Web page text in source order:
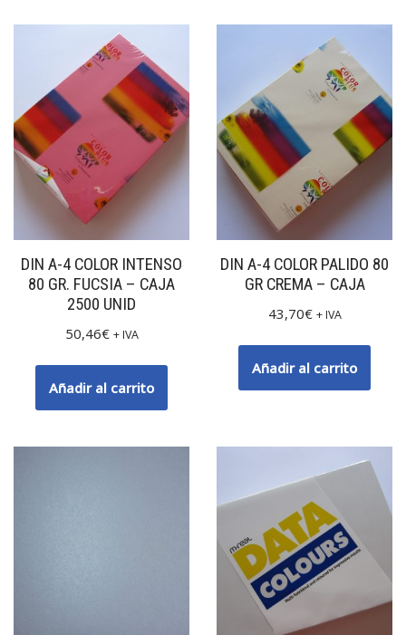
DIN A-4 COLOR INTENSO
80 GR. FUCSIA – CAJA
2500 UNID
50,46€ + IVA
Añadir al carrito
DIN A-4 COLOR PALIDO 80
GR CREMA – CAJA
43,70€ + IVA
Añadir al carrito